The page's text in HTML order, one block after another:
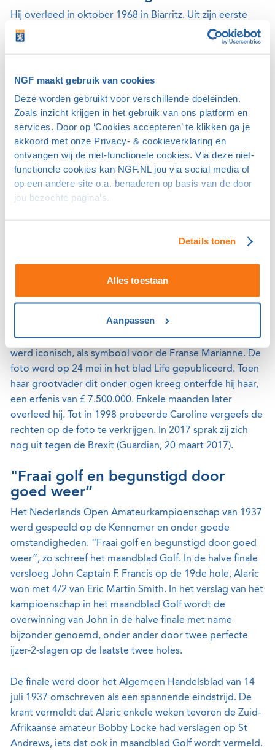
NGF maakt gebruik van cookies
Deze worden gebruikt voor verschillende doeleinden.
Zoals inzicht krijgen in het gebruik van ons platform en
services. Door op ‘Cookies accepteren’ te klikken ga je
akkoord met onze Privacy- & cookieverklaring en
ontvangen wij de niet-functionele cookies. Via deze niet-
functionele cookies kan NGF.NL jou via social media of
op een andere site o.a. benaderen op basis van de door
jou bezochte pagina’s.
Details tonen
Alles toestaan
Aanpassen
Hij overleed in oktober 1968 in Biarritz. Uit zijn eerste
huwelijk had hij een dochter, Mathilde, uit zijn tweede
huwelijk twee zoons, John en Alaric. John was de beste
van 1931 verloor hij van Eric Martin Smith, maar in 1932
voor de Walker Cup in 1932, maar hij presteerde daarin
matig.
John was getrouwd met Lady Patricia Sybil Douglas, de
dochter van Francis Douglas de 11e Marquess of
Queensberry, wiens grootvader weer de bekende
beschuldiger van Oscar Wilde en de opsteller van de
1938. ( “One of our leading golfers.”) Maar dit voert wel
erg ver.
John, werd op 13 mei 1968 tijdens een
studentendemonstratie gefotografeerd, zittend op de
schouders van haar vriend, de schilder Lebel. Deze foto
werd iconisch, als symbool voor de Franse Marianne. De
foto werd op 24 mei in het blad Life gepubliceerd. Toen
haar grootvader dit onder ogen kreeg onterfde hij haar,
een erfenis van £ 7.500.000. Enkele maanden later
overleed hij. Tot in 1998 probeerde Caroline vergeefs de
rechten op de foto te verkrijgen. In 2017 sprak zij zich
nog uit tegen de Brexit (Guardian, 20 maart 2017).
"Fraai golf en begunstigd door
goed weer”
Het Nederlands Open Amateurkampioenschap van 1937
werd gespeeld op de Kennemer en onder goede
omstandigheden. “Fraai golf en begunstigd door goed
weer”, zo schreef het maandblad Golf. In de halve finale
versloeg John Captain F. Francis op de 19de hole, Alaric
won met 4/2 van Eric Martin Smith. In het verslag van het
kampioenschap in het maandblad Golf wordt de
overwinning van John in de halve finale met name
bijzonder genoemd, onder ander door twee perfecte
ijzer-2-slagen op de laatste twee holes.
De finale werd door het Algemeen Handelsblad van 14
juli 1937 omschreven als een spannende eindstrijd. De
krant vermeldt dat Alaric enkele weken tevoren de Zuid-
Afrikaanse amateur Bobby Locke had verslagen op St
Andrews, iets dat ook in maandblad Golf wordt vermeld.